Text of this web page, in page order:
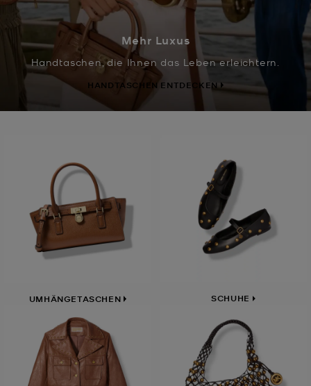
Mehr Luxus
Handtaschen, die Ihnen das Leben erleichtern.
HANDTASCHEN ENTDECKEN
UMHÄNGETASCHEN SCHUHE